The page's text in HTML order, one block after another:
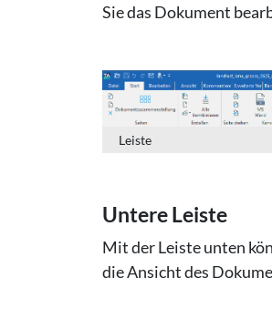
Sie das Dokument
Leiste
Untere Leiste
Mit der Leiste unten
die Ansicht des